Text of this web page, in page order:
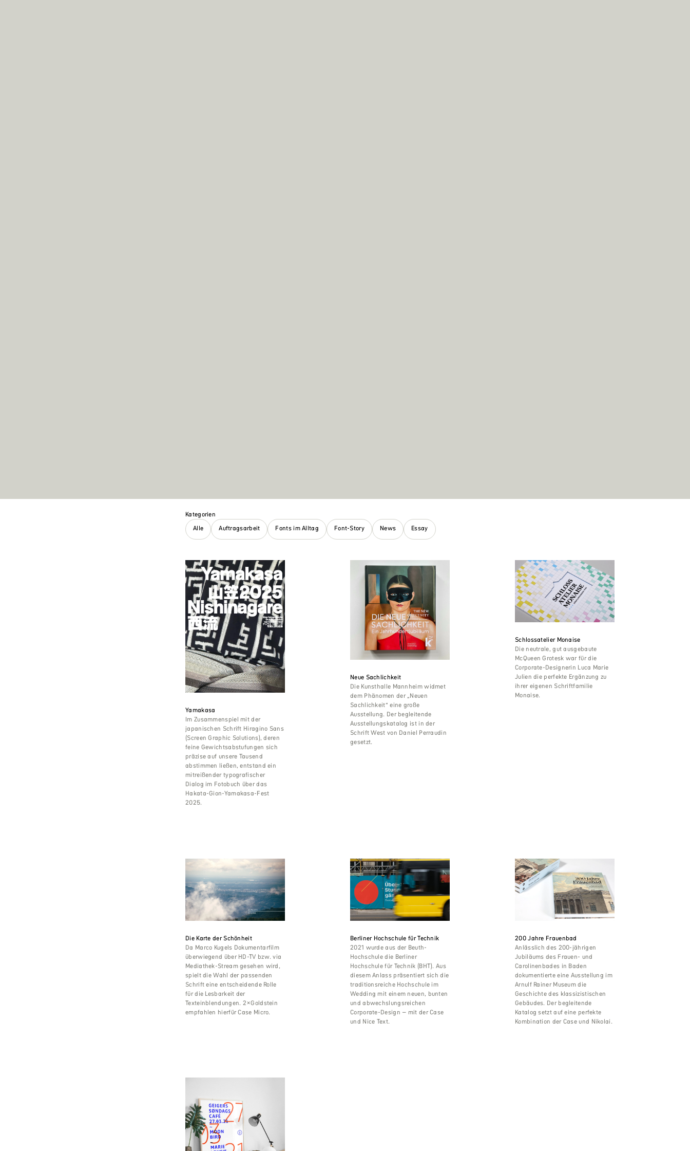
Kategorien
Alle
Auftragsarbeit Fonts im Alltag Font-Story News Essay
Yamakasa
Im Zusammenspiel mit der
japanischen Schrift Hiragino Sans
(Screen Graphic Solutions), deren
feine Gewichtsabstufungen sich
präzise auf unsere Tausend
abstimmen ließen, entstand ein
mitreißender typografischer
Dialog im Fotobuch über das
Hakata-Gion-Yamakasa-Fest
2025.
Neue Sachlichkeit
Die Kunsthalle Mannheim widmet
dem Phänomen der „Neuen
Sachlichkeit“ eine große
Ausstellung. Der begleitende
Ausstellungskatalog ist in der
Schrift West von Daniel Perraudin
gesetzt.
Schlossatelier Monaise
Die neutrale, gut ausgebaute
McQueen Grotesk war für die
Corporate-Designerin Luca Marie
Julien die perfekte Ergänzung zu
ihrer eigenen Schriftfamilie
Monaise.
Die Karte der Schönheit
Da Marco Kugels Dokumentarfilm
überwiegend über HD-TV bzw. via
Mediathek-Stream gesehen wird,
spielt die Wahl der passenden
Schrift eine entscheidende Rolle
für die Lesbarkeit der
Texteinblendungen. 2×Goldstein
empfahlen hierfür Case Micro.
Berliner Hochschule für Technik
2021 wurde aus der Beuth-
Hochschule die Berliner
Hochschule für Technik (BHT). Aus
diesem Anlass präsentiert sich die
traditionsreiche Hochschule im
Wedding mit einem neuen, bunten
und abwechslungsreichen
Corporate-Design – mit der Case
und Nice Text.
200 Jahre Frauenbad
Anlässlich des 200-jährigen
Jubiläums des Frauen- und
Carolinenbades in Baden
dokumentierte eine Ausstellung im
Arnulf Rainer Museum die
Geschichte des klassizistischen
Gebäudes. Der begleitende
Katalog setzt auf eine perfekte
Kombination der Case und Nikolai.